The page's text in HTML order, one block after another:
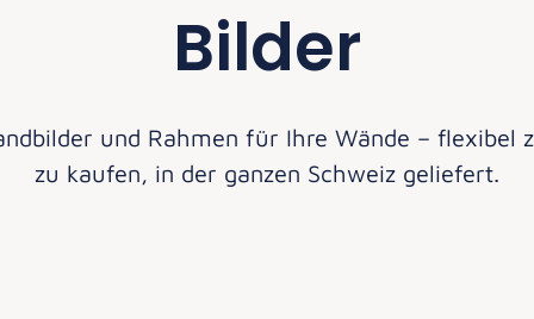
Bilder
und Rahmen für Ihre Wände – flexibel
zu kaufen, in der ganzen Schweiz geliefert.